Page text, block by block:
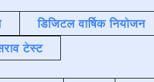
डिजिटल वार्षिक नियोजन
टेस्ट